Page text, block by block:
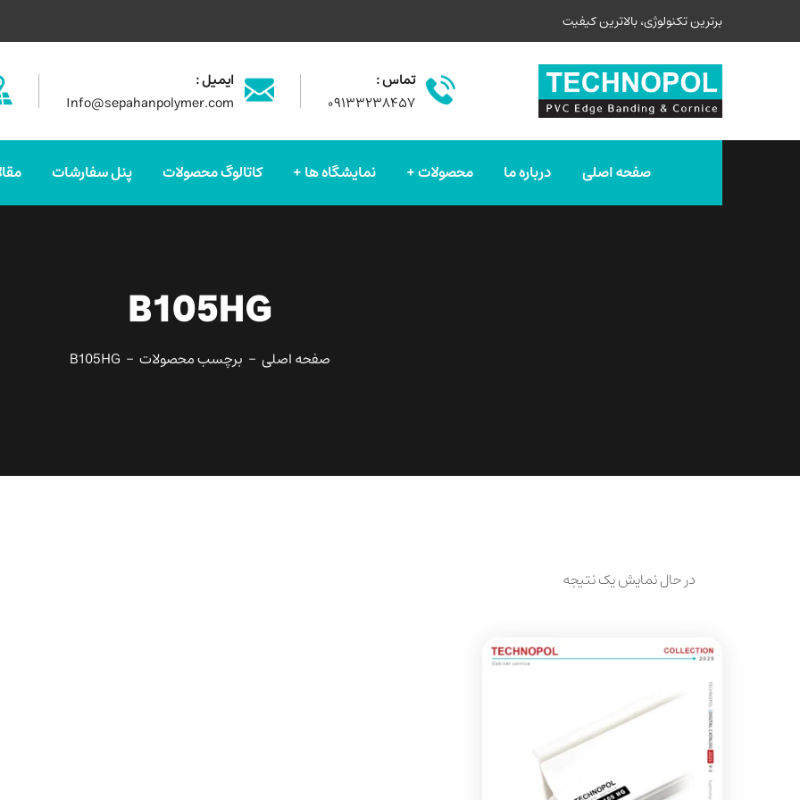
برترین تکنولوژی، بالاترین کیفیت
تماس :
۰۹۱۳۳۲۳۸۴۵۷
ایمیل :
Info@sepahanpolymer.com
صفحه اصلی درباره ما محصولات نمایشگاه ها کاتالوگ محصولات پنل سفارشات
B105HG
صفحه اصلی برچسب محصولات B105HG
در حال نمایش یک نتیجه